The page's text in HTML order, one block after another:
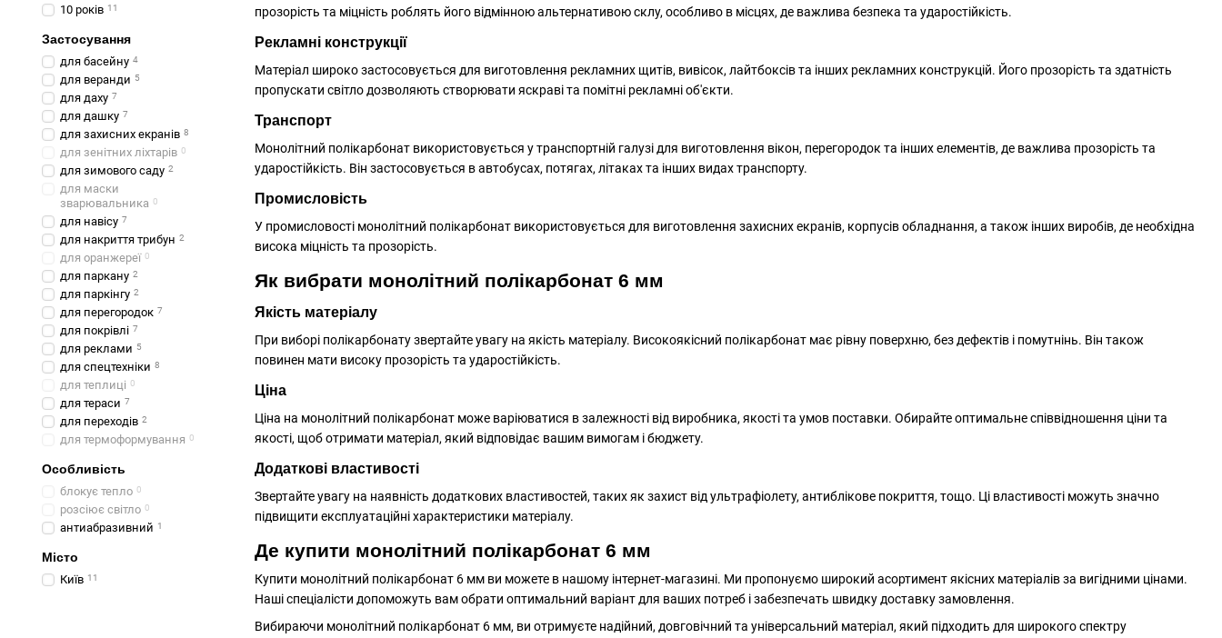
прозорість та міцність роблять його відмінною альтернативою склу, особливо в місцях, де важлива безпека та ударостійкість.
Рекламні конструкції
Матеріал широко застосовується для виготовлення рекламних щитів, вивісок, лайтбоксів та інших рекламних конструкцій. Його прозорість та здатність
пропускати світло дозволяють створювати яскраві та помітні рекламні об'єкти.
Транспорт
Монолітний полікарбонат використовується у транспортній галузі для виготовлення вікон, перегородок та інших елементів, де важлива прозорість та
ударостійкість. Він застосовується в автобусах, потягах, літаках та інших видах транспорту.
Промисловість
У промисловості монолітний полікарбонат використовується для виготовлення захисних екранів, корпусів обладнання, а також інших виробів, де необхідна
висока міцність та прозорість.
Як вибрати монолітний полікарбонат 6 мм
Якість матеріалу
При виборі полікарбонату звертайте увагу на якість матеріалу. Високоякісний полікарбонат має рівну поверхню, без дефектів і помутнінь. Він також
повинен мати високу прозорість та ударостійкість.
Ціна
Ціна на монолітний полікарбонат може варіюватися в залежності від виробника, якості та умов поставки. Обирайте оптимальне співвідношення ціни та
якості, щоб отримати матеріал, який відповідає вашим вимогам і бюджету.
Додаткові властивості
Звертайте увагу на наявність додаткових властивостей, таких як захист від ультрафіолету, антиблікове покриття, тощо. Ці властивості можуть значно
підвищити експлуатаційні характеристики матеріалу.
Де купити монолітний полікарбонат 6 мм
Купити монолітний полікарбонат 6 мм ви можете в нашому інтернет-магазині. Ми пропонуємо широкий асортимент якісних матеріалів за вигідними цінами.
Наші спеціалісти допоможуть вам обрати оптимальний варіант для ваших потреб і забезпечать швидку доставку замовлення.
Вибираючи монолітний полікарбонат 6 мм, ви отримуєте надійний, довговічний та універсальний матеріал, який підходить для широкого спектру
10 років 11
Застосування
для басейну 4
для веранди 5
для даху 7
для дашку 7
для захисних екранів 8
для зенітних ліхтарів 0
для зимового саду 2
для маски
зварювальника 0
для навісу 7
для накриття трибун 2
для оранжереї 0
для паркану 2
для паркінгу 2
для перегородок 7
для покрівлі 7
для реклами 5
для спецтехніки 8
для теплиці 0
для тераси 7
для переходів 2
для термоформування 0
Особливість
блокує тепло 0
розсіює світло 0
антиабразивний 1
Місто
Київ 11